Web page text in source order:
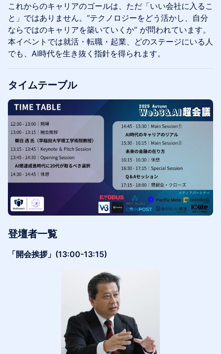
これからのキャリアのゴールは、ただ「いい会社に入るこ
と」ではありません。“テクノロジーをどう活かし、自分
ならではのキャリアを築いていくか” が問われています。
本イベントでは就活・転職・起業、どのステージにいる人
でも、AI時代を生き抜く指針を得られます。
タイムテーブル
登壇者一覧
「開会挨拶」(13:00-13:15)